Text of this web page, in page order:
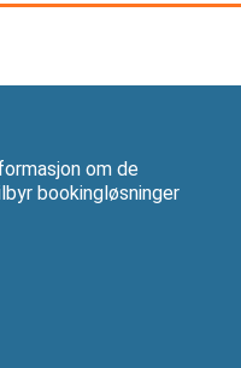
om de
bookingløsninger